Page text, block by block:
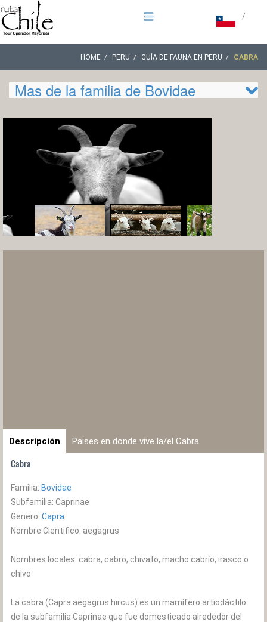
/
HOME PERU GUÍA DE FAUNA EN PERU CABRA
Mas de la familia de Bovidae
Descripción Paises en donde vive la/el Cabra
Cabra
Familia: Bovidae
Subfamilia: Caprinae
Genero: Capra
Nombre Cientifico: aegagrus
Nombres locales: cabra, cabro, chivato, macho cabrío, irasco o
chivo
La cabra (Capra aegagrus hircus) es un mamífero artiodáctilo
de la subfamilia Caprinae que fue domesticado alrededor del